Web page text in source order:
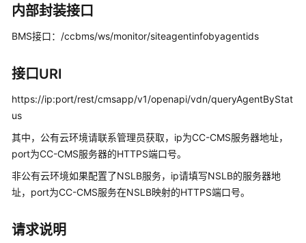
指
格
说
明
发
指
南
参
考
内部封装接口
BMS接口：/ccbms/ws/monitor/siteagentinfobyagentids
接口URI
https://ip:port/rest/cmsapp/v1/openapi/vdn/queryAgentByStat
us
其中，公有云环境请联系管理员获取，ip为CC-CMS服务器地址，
port为CC-CMS服务器的HTTPS端口号。
非公有云环境如果配置了NSLB服务，ip请填写NSLB的服务器地
址，port为CC-CMS服务在NSLB映射的HTTPS端口号。
请求说明